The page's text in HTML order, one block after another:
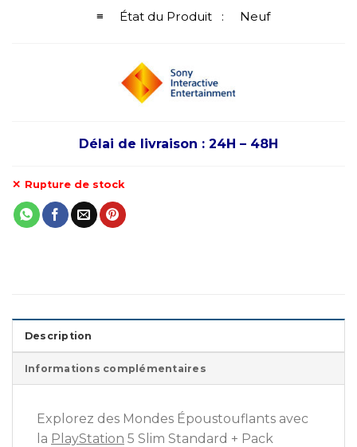
≡ État du Produit : Neuf
Délai de livraison : 24H – 48H
Rupture de stock
Description
Informations complémentaires
Explorez des Mondes Époustouflants avec
la PlayStation 5 Slim Standard + Pack